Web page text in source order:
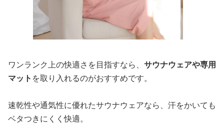
ワンランク上の快適さを目指すなら、 サウナウェアや専用
マット を取り入れるのがおすすめです。
速乾性や通気性に優れたサウナウェアなら、汗をかいても
ベタつきにくく快適。